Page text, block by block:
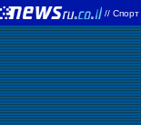
// Спорт